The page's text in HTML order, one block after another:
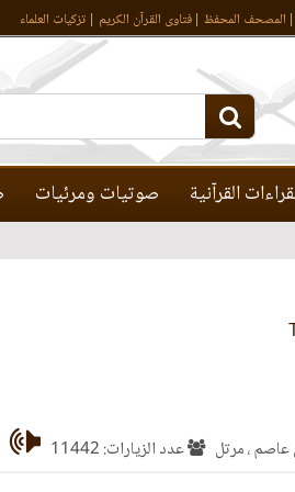
المصحف المحفظ فتاوى القرآن الكريم تزكيات العلماء
القرآنية صوتيات ومرئيات
، مرتل عدد الزيارات: 11442